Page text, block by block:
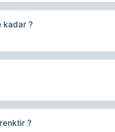
kadar ?
?